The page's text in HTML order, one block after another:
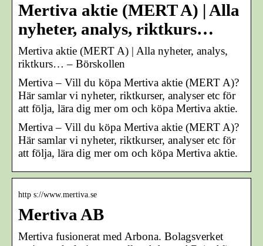
Mertiva aktie (MERT A) | Alla
nyheter, analys, riktkurs…
Mertiva aktie (MERT A) | Alla nyheter, analys,
riktkurs… – Börskollen
Mertiva – Vill du köpa Mertiva aktie (MERT A)?
Här samlar vi nyheter, riktkurser, analyser etc för
att följa, lära dig mer om och köpa Mertiva aktie.
Mertiva – Vill du köpa Mertiva aktie (MERT A)?
Här samlar vi nyheter, riktkurser, analyser etc för
att följa, lära dig mer om och köpa Mertiva aktie.
http s://www.mertiva.se
Mertiva AB
Mertiva fusionerat med Arbona. Bolagsverket